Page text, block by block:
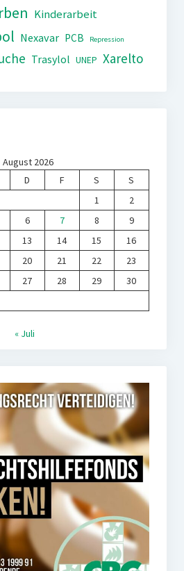
Kinderarbeit
Nexavar PCB Repression
Trasylol UNEP Xarelto
August 2026
D F S
S
1
2
6 7 8
9
13 14 15
16
20 21 22
23
27 28 29
30
« Juli